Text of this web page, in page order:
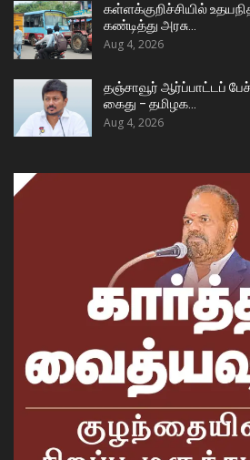
கள்ளக்குறிச்சியில்
கண்டித்து அரசு…
Aug 4, 2026
தஞ்சாவூர் ஆர்ப்பாட்டப்
கைது – தமிழக…
Aug 4, 2026